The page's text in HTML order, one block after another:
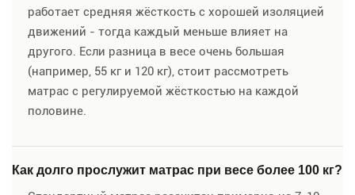
работает средняя жёсткость с хорошей изоляцией
движений - тогда каждый меньше влияет на
другого. Если разница в весе очень большая
(например, 55 кг и 120 кг), стоит рассмотреть
матрас с регулируемой жёсткостью на каждой
половине.
Как долго прослужит матрас при весе более 100 кг?